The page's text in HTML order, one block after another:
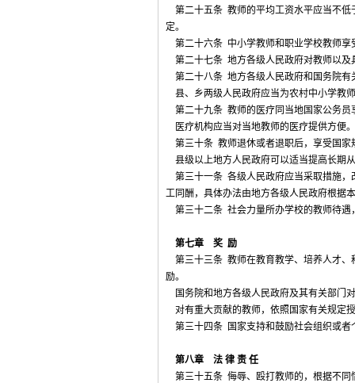
第二十五条 教师的平均工资水平应当不低
定。
第二十六条 中小学教师和职业学校教师享
第二十七条 地方各级人民政府对教师以及
第二十八条 地方各级人民政府和国务院有
县、乡两级人民政府应当为农村中小学教
第二十九条 教师的医疗同当地国家公务员
医疗机构应当对当地教师的医疗提供方便。
第三十条 教师退休或者退职后，享受国家
县级以上地方人民政府可以适当提高长期
第三十一条 各级人民政府应当采取措施，
工同酬，具体办法由地方各级人民政府根据
第三十二条 社会力量所办学校的教师待遇
第七章 奖 励
第三十三条 教师在教育教学、培养人才、
励。
国务院和地方各级人民政府及其有关部门
对有重大贡献的教师，依照国家有关规定
第三十四条 国家支持和鼓励社会组织或者
第八章 法 律 责 任
第三十五条 侮辱、殴打教师的，根据不同